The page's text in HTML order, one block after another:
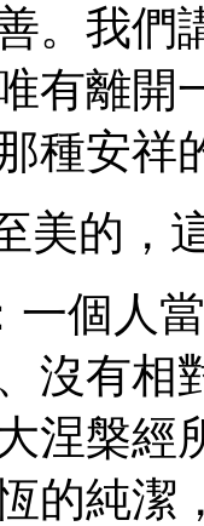
。我們
有離開
種安祥
美的，
一個人
沒有相
涅槃
的純潔